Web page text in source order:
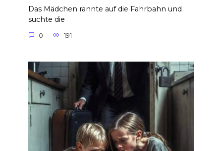
Das Mädchen rannte auf die Fahrbahn und
suchte die
0 191